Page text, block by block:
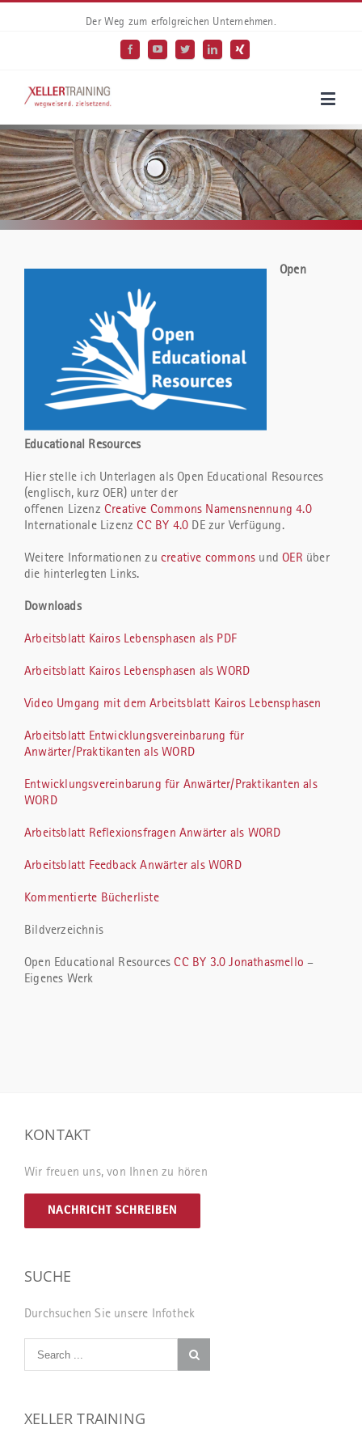
Der Weg zum erfolgreichen Unternehmen.
Open
Educational Resources
Hier stelle ich Unterlagen als Open Educational Resources
(englisch, kurz OER) unter der
offenen Lizenz Creative Commons Namensnennung 4.0
Internationale LizenzCC BY 4.0 DE zur Verfügung.
Weitere Informationen zu creative commons undOER über
die hinterlegten Links.
Downloads
Arbeitsblatt Kairos Lebensphasen als PDF
Arbeitsblatt Kairos Lebensphasen als WORD
Video Umgang mit dem Arbeitsblatt Kairos Lebensphasen
Arbeitsblatt Entwicklungsvereinbarung für
Anwärter/Praktikanten als WORD
Entwicklungsvereinbarung für Anwärter/Praktikanten als
WORD
Arbeitsblatt Reflexionsfragen Anwärter als WORD
Arbeitsblatt Feedback Anwärter als WORD
Kommentierte Bücherliste
Bildverzeichnis
Open Educational ResourcesCC BY 3.0 Jonathasmello–
Eigenes Werk
KONTAKT
Wir freuen uns, von Ihnen zu hören
NACHRICHT SCHREIBEN
SUCHE
Durchsuchen Sie unsere Infothek
XELLER TRAINING